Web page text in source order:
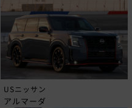
USニッサン
アルマーダ